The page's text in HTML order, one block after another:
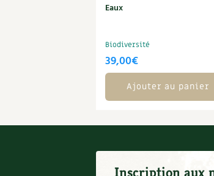
Eaux
Biodiversité
39,00€
Ajouter au panier